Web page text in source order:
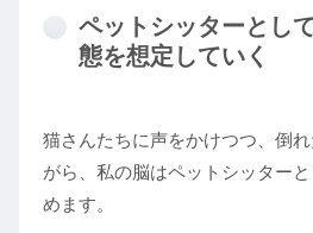
ペットシッターとし
態を想定していく
猫さんたちに声をかけつつ、倒
がら、私の脳はペットシッター
めます。